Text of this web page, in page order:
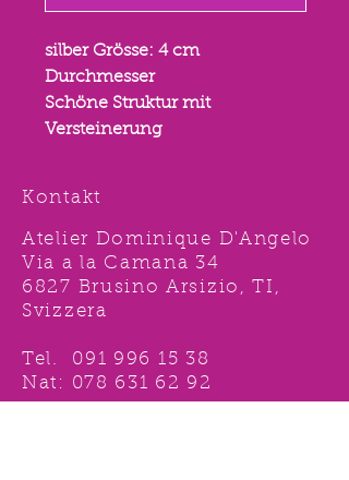
silber Grösse: 4 cm
Durchmesser
Schöne Struktur mit
Versteinerung
Kontakt
Atelier Dominique D'Angelo
Via a la Camana 34
6827 Brusino Arsizio, TI,
Svizzera
Tel. 091 996 15 38
Nat: 078 631 62 92